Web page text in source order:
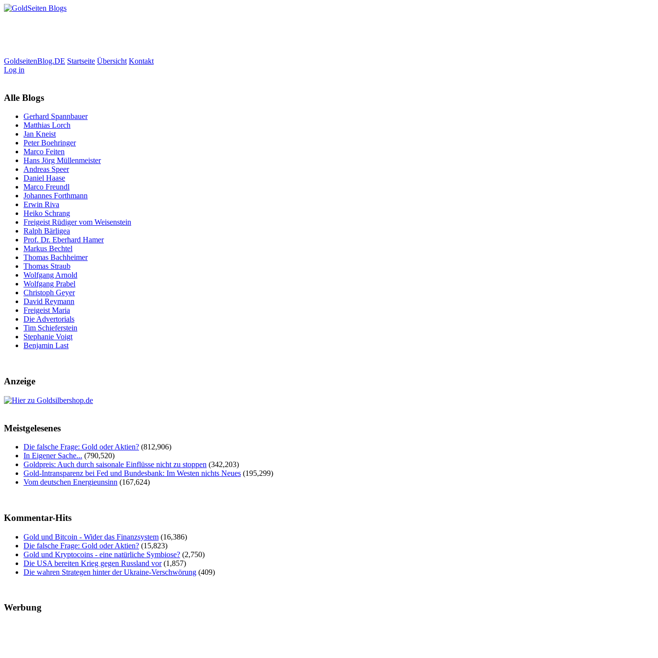
GoldseitenBlog.DE Startseite Übersicht Kontakt
Log in
Alle Blogs
Gerhard Spannbauer
Matthias Lorch
Jan Kneist
Peter Boehringer
Marco Feiten
Hans Jörg Müllenmeister
Andreas Speer
Daniel Haase
Marco Freundl
Johannes Forthmann
Erwin Riva
Heiko Schrang
Freigeist Rüdiger vom Weisenstein
Ralph Bärligea
Prof. Dr. Eberhard Hamer
Markus Bechtel
Thomas Bachheimer
Thomas Straub
Wolfgang Arnold
Wolfgang Prabel
Christoph Geyer
David Reymann
Freigeist Maria
Die Advertorials
Tim Schieferstein
Stephanie Voigt
Benjamin Last
Anzeige
Meistgelesenes
Die falsche Frage: Gold oder Aktien? (812,906)
In Eigener Sache... (790,520)
Goldpreis: Auch durch saisonale Einflüsse nicht zu stoppen (342,203)
Gold-Intransparenz bei Fed und Bundesbank: Im Westen nichts Neues (195,299)
Vom deutschen Energieunsinn (167,624)
Kommentar-Hits
Gold und Bitcoin - Wider das Finanzsystem (16,386)
Die falsche Frage: Gold oder Aktien? (15,823)
Gold und Kryptocoins - eine natürliche Symbiose? (2,750)
Die USA bereiten Krieg gegen Russland vor (1,857)
Die wahren Strategen hinter der Ukraine-Verschwörung (409)
Werbung